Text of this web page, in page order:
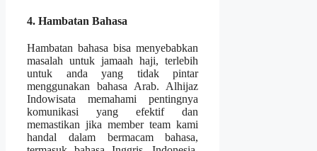
4. Hambatan Bahasa
Hambatan bahasa bisa menyebabkan
masalah untuk jamaah haji, terlebih
untuk anda yang tidak pintar
menggunakan bahasa Arab. Alhijaz
Indowisata memahami pentingnya
komunikasi yang efektif dan
memastikan jika member team kami
handal dalam bermacam bahasa,